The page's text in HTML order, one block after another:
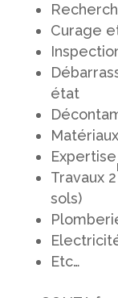
Curage
état
Travaux 2
sols)
Etc…